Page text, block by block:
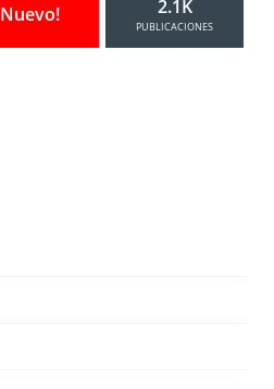
Nuevo! 2.1K
PUBLICACIONES